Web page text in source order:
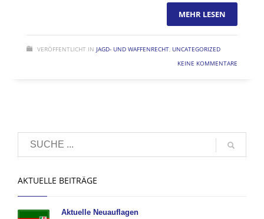
MEHR LESEN
VERÖFFENTLICHT IN JAGD- UND WAFFENRECHT, UNCATEGORIZED
KEINE KOMMENTARE
AKTUELLE BEITRÄGE
Aktuelle Neuauflagen